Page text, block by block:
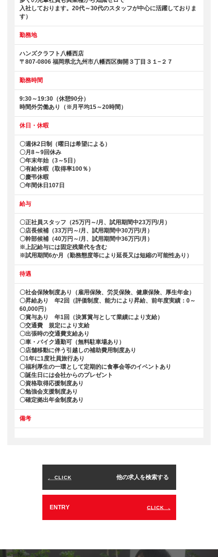
入社しております。20代～30代のスタッフが中心に活躍しておりま
す）
勤務地
ハンズクラフト八幡西店
〒807-0806 福岡県北九州市八幡西区御開３丁目３１−２７
勤務時間
9:30～19:30（休憩90分）
時間外労働あり（※月平均15～20時間）
休日・休暇
〇週休2日制（曜日は希望による）
〇月8～9回休み
〇年末年始（3～5日）
〇有給休暇（取得率100％）
〇慶弔休暇
〇年間休日107日
給与
〇正社員スタッフ（25万円～/月、試用期間中23万円/月）
〇店長候補（33万円～/月、試用期間中30万円/月）
〇幹部候補（40万円～/月、試用期間中36万円/月）
※上記給与には固定残業代を含む
※試用期間6か月（勤務態度等により延長又は短縮の可能性あり）
待遇
〇社会保険制度あり（雇用保険、労災保険、健康保険、厚生年金）
〇昇給あり 年2回（評価制度、能力により昇給、前年度実績：0～
60,000円）
〇賞与あり 年1回（決算賞与として業績により支給）
〇交通費 規定により支給
〇出張時の交通費支給あり
〇車・バイク通勤可（無料駐車場あり）
〇店舗移動に伴う引越しの補助費用制度あり
〇1年に1度社員旅行あり
〇福利厚生の一環として定期的に食事会等のイベントあり
〇誕生日には会社からのプレゼント
〇資格取得応援制度あり
〇勉強会支援制度あり
〇確定拠出年金制度あり
備考
他の求人を検索する
CLICK
ENTRY CLICK